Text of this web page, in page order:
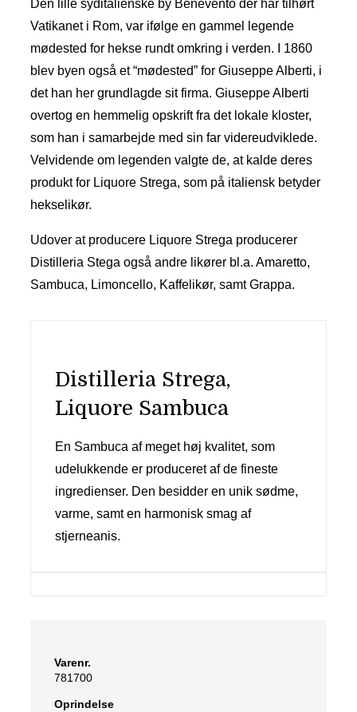
Den lille syditalienske by Benevento der har tilhørt
Vatikanet i Rom, var ifølge en gammel legende
mødested for hekse rundt omkring i verden. I 1860
blev byen også et “mødested” for Giuseppe Alberti, i
det han her grundlagde sit firma. Giuseppe Alberti
overtog en hemmelig opskrift fra det lokale kloster,
som han i samarbejde med sin far videreudviklede.
Velvidende om legenden valgte de, at kalde deres
produkt for Liquore Strega, som på italiensk betyder
hekselikør.
Udover at producere Liquore Strega producerer
Distilleria Stega også andre likører bl.a. Amaretto,
Sambuca, Limoncello, Kaffelikør, samt Grappa.
Distilleria Strega,
Liquore Sambuca
En Sambuca af meget høj kvalitet, som
udelukkende er produceret af de fineste
ingredienser. Den besidder en unik sødme,
varme, samt en harmonisk smag af
stjerneanis.
Varenr.
781700
Oprindelse